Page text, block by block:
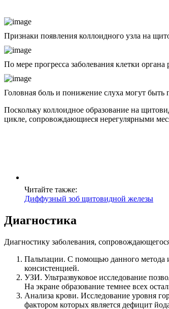
Признаки появления коллоидного узла на
По мере прогресса заболевания клетки
Головная боль и понижение слуха могут быть
Поскольку коллоидное образование на
цикле, сопровождающиеся нерегулярными
Читайте также:
Диффузный зоб щитовидной железы
Диагностика
Диагностику заболевания,
Пальпации. С помощью данного метода
консистенцией.
УЗИ. Ультразвуковое исследование
На экране образование темнее всех
Анализа крови. Исследование уровня
фактором которых является дефицит